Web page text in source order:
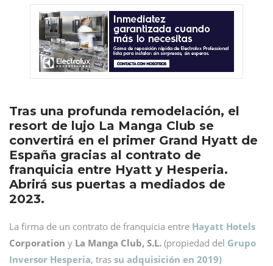
Tras una profunda remodelación, el
resort de lujo La Manga Club se
convertirá en el primer Grand Hyatt de
España gracias al contrato de
franquicia entre Hyatt y Hesperia.
Abrirá sus puertas a mediados de
2023.
La firma de un contrato de franquicia entre Hayatt Hotels
Corporation y La Manga Club, S.L. (propiedad del Grupo
Inversor Hesperia, tras su adquisición en 2019)